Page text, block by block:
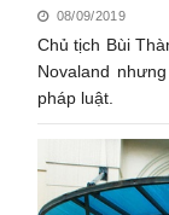
08/09/2019
Chủ tịch Bùi
Novaland
pháp luật.